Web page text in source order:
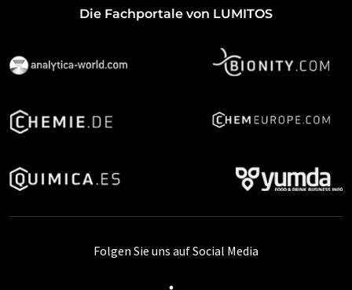
Die Fachportale von LUMITOS
Folgen Sie uns auf Social Media